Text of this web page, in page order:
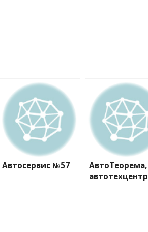
Автосервис №57
АвтоТеорема,
автотехцентр